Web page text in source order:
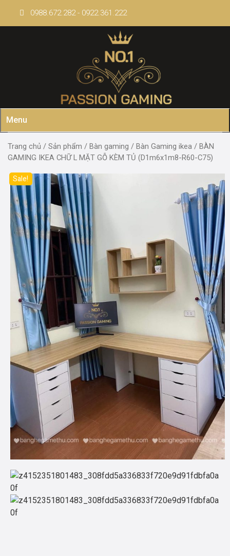
0988.672.282 - 0922.361.222
Menu
Trang chủ / Sản phẩm / Bàn gaming / Bàn Gaming ikea / BÀN
GAMING IKEA CHỮ L MẶT GỖ KÈM TỦ (D1m6x1m8-R60-C75)
Sale!